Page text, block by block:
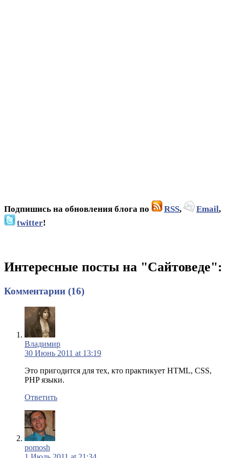
Подпишись на обновления блога по RSS, Email,
twitter!
Интересные посты на "Сайтоведе":
Комментарии (16)
Владимир
30 Июнь 2011 at 13:19
Это пригодится для тех, кто практикует HTML, CSS,
PHP языки.
Ответить
pomosh